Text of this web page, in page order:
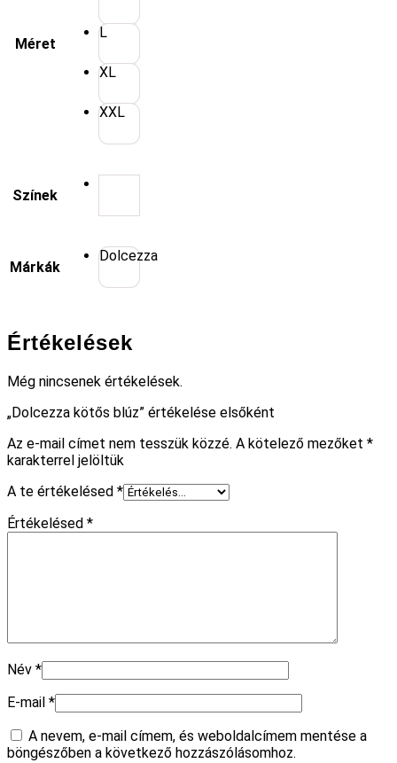
Méret
L
XL
XXL
Színek
Márkák
Dolcezza
Értékelések
Még nincsenek értékelések.
„Dolcezza kötős blúz” értékelése elsőként
Az e-mail címet nem tesszük közzé. A kötelező mezőket *
karakterrel jelöltük
A te értékelésed *
Értékelésed *
Név *
E-mail *
A nevem, e-mail címem, és weboldalcímem mentése a
böngészőben a következő hozzászólásomhoz.